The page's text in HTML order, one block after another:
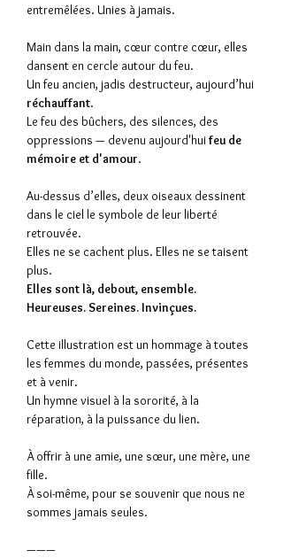
entremêlées. Unies à jamais.
Main dans la main, cœur contre cœur, elles
dansent en cercle autour du feu.
Un feu ancien, jadis destructeur, aujourd’hui
réchauffant.
Le feu des bûchers, des silences, des
oppressions — devenu aujourd'hui feu de
mémoire et d'amour.
Au-dessus d’elles, deux oiseaux dessinent
dans le ciel le symbole de leur liberté
retrouvée.
Elles ne se cachent plus. Elles ne se taisent
plus.
Elles sont là, debout, ensemble.
Heureuses. Sereines. Invinçues.
Cette illustration est un hommage à toutes
les femmes du monde, passées, présentes
et à venir.
Un hymne visuel à la sororité, à la
réparation, à la puissance du lien.
À offrir à une amie, une sœur, une mère, une
fille.
À soi-même, pour se souvenir que nous ne
sommes jamais seules.
———